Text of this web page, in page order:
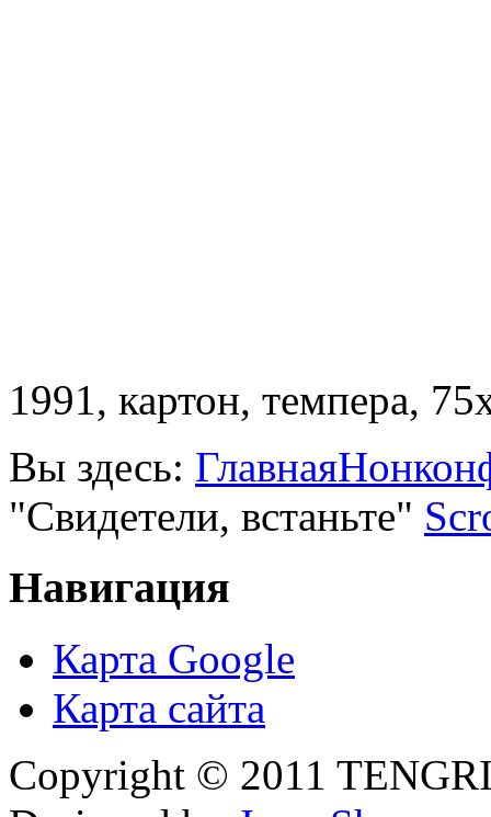
1991, картон, темпера,
Вы здесь: Главная
"Свидетели, встаньте"
Навигация
Карта Google
Карта сайта
Copyright © 2011